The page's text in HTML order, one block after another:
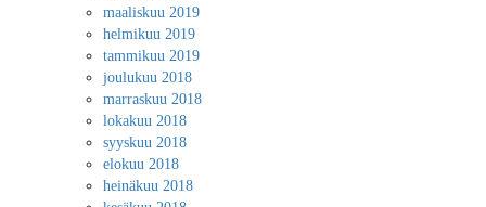
maaliskuu 2019
helmikuu 2019
tammikuu 2019
joulukuu 2018
marraskuu 2018
lokakuu 2018
syyskuu 2018
elokuu 2018
heinäkuu 2018